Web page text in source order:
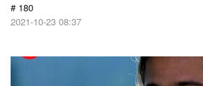
# 180
2021-10-23 08:37